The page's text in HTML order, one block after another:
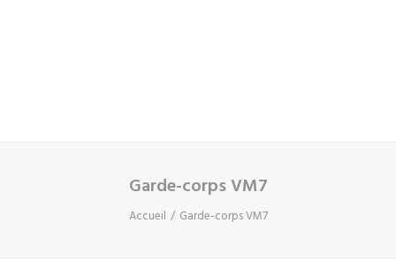
Garde-corps VM7
Accueil Garde-corps VM7